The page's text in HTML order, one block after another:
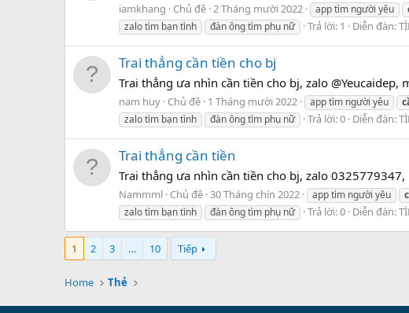
iamkhang Chủ đề 2 Tháng mười 2022 app tìm người yêu
zalo tìm bạn tình
đàn ông tìm phụ nữ Trả lời: 1 Diễn đàn:
Trai thẳng cần tiền cho bj
Trai thẳng ưa nhìn cần tiền cho bj, zalo
nam huy Chủ đề 1 Tháng mười 2022 app tìm người yêu
zalo tìm bạn tình
đàn ông tìm phụ nữ Trả lời: 0 Diễn đàn:
Trai thẳng cần tiền
Trai thẳng ưa nhìn cần tiền cho bj, zalo
Nammml Chủ đề 30 Tháng chín 2022 app tìm người yêu
zalo tìm bạn tình
đàn ông tìm phụ nữ Trả lời: 0 Diễn đàn:
1 2 3 … 10 Tiếp
Home Thẻ